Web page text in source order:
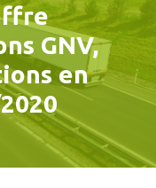
GNV,
en